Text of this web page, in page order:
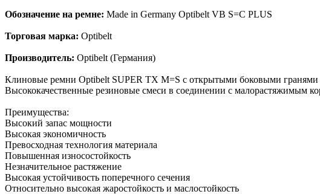
Обозначение на ремне: Made in Germany Optibelt VB S=C PLUS
Торговая марка: Optibelt
Производитель: Optibelt (Германия)
Клиновые ремни Optibelt SUPER TX M=S с открытыми боковыми
Высококачественные резиновые смеси в соединении с малорастяжимым
Преимущества:
Высокий запас мощности
Высокая экономичность
Превосходная технология материала
Повышенная износостойкость
Незначительное растяжение
Высокая устойчивость поперечного сечения
Относительно высокая жаростойкость и маслостойкость